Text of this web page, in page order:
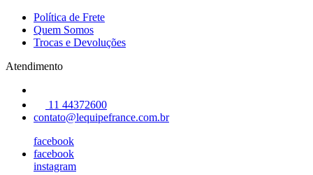
Política de Frete
Quem Somos
Trocas e Devoluções
Atendimento
11 44372600
contato@lequipefrance.com.br
facebook
facebook
instagram